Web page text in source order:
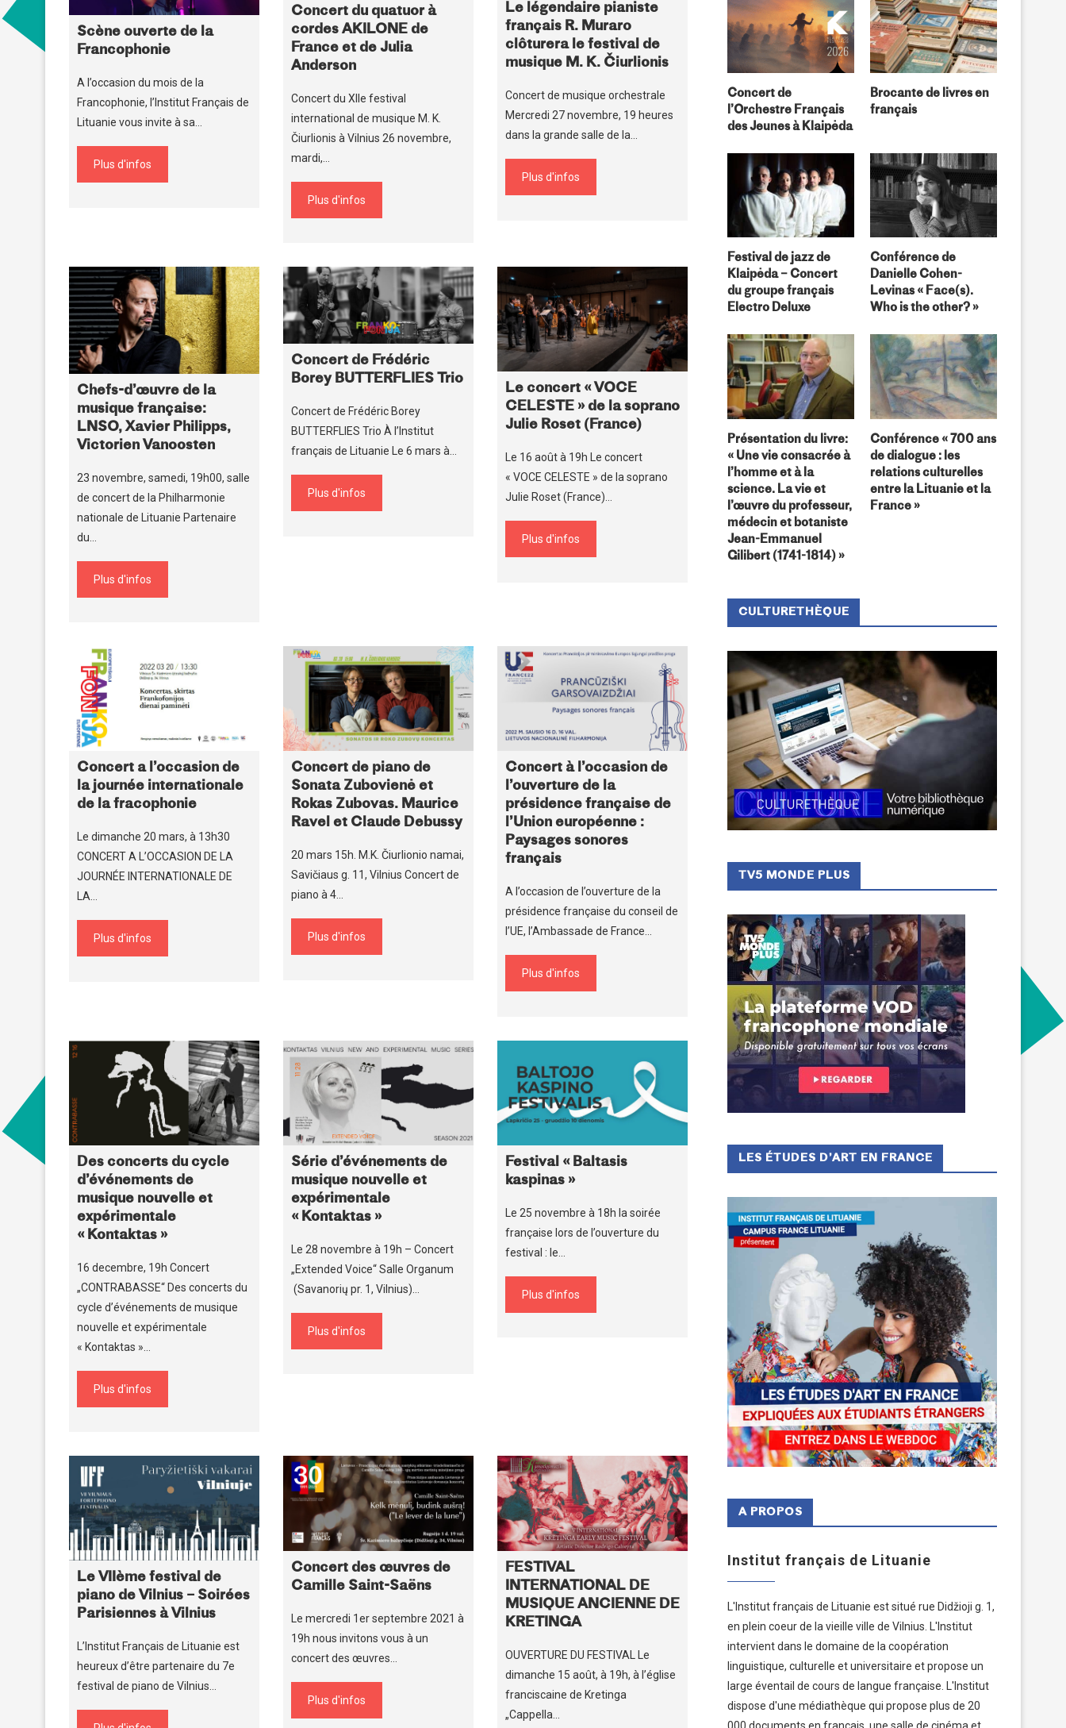
Scène ouverte de la
Francophonie
A l’occasion du mois de la
Francophonie, l’Institut Français de
Lituanie vous invite à sa…
Plus d'infos
Concert du quatuor à
cordes AKILONE de
France et de Julia
Anderson
Concert du XIIe festival
international de musique M. K.
Čiurlionis à Vilnius 26 novembre,
mardi,…
Plus d'infos
Le légendaire pianiste
français R. Muraro
clôturera le festival de
musique M. K. Čiurlionis
Concert de musique orchestrale
Mercredi 27 novembre, 19 heures
dans la grande salle de la…
Plus d'infos
Chefs-d’œuvre de la
musique française:
LNSO, Xavier Philipps,
Victorien Vanoosten
23 novembre, samedi, 19h00, salle
de concert de la Philharmonie
nationale de Lituanie Partenaire
du…
Plus d'infos
Concert de Frédéric
Borey BUTTERFLIES Trio
Concert de Frédéric Borey
BUTTERFLIES Trio À l’Institut
français de Lituanie Le 6 mars à…
Plus d'infos
Le concert « VOCE
CELESTE » de la soprano
Julie Roset (France)
Le 16 août à 19h Le concert
« VOCE CELESTE » de la soprano
Julie Roset (France)…
Plus d'infos
Concert a l’occasion de
la journée internationale
de la fracophonie
Le dimanche 20 mars, à 13h30
CONCERT A L’OCCASION DE LA
JOURNÉE INTERNATIONALE DE
LA…
Plus d'infos
Concert de piano de
Sonata Zubovienė et
Rokas Zubovas. Maurice
Ravel et Claude Debussy
20 mars 15h. M.K. Čiurlionio namai,
Savičiaus g. 11, Vilnius Concert de
piano à 4…
Plus d'infos
Concert à l’occasion de
l’ouverture de la
présidence française de
l’Union européenne :
Paysages sonores
français
A l’occasion de l’ouverture de la
présidence française du conseil de
l’UE, l’Ambassade de France…
Plus d'infos
Des concerts du cycle
d’événements de
musique nouvelle et
expérimentale
« Kontaktas »
16 decembre, 19h Concert
„CONTRABASSE“ Des concerts du
cycle d’événements de musique
nouvelle et expérimentale
« Kontaktas »…
Plus d'infos
Série d’événements de
musique nouvelle et
expérimentale
« Kontaktas »
Le 28 novembre à 19h – Concert
„Extended Voice“ Salle Organum
(Savanorių pr. 1, Vilnius)…
Plus d'infos
Festival « Baltasis
kaspinas »
Le 25 novembre à 18h la soirée
française lors de l’ouverture du
festival : le…
Plus d'infos
Le VIIème festival de
piano de Vilnius – Soirées
Parisiennes à Vilnius
L’Institut Français de Lituanie est
heureux d’être partenaire du 7e
festival de piano de Vilnius…
Concert des œuvres de
Camille Saint-Saëns
Le mercredi 1er septembre 2021 à
19h nous invitons vous à un
concert des œuvres…
Plus d'infos
FESTIVAL
INTERNATIONAL DE
MUSIQUE ANCIENNE DE
KRETINGA
OUVERTURE DU FESTIVAL Le
dimanche 15 août, à 19h, à l’église
franciscaine de Kretinga
„Cappella…
Concert de
l’Orchestre Français
des Jeunes à Klaipėda
Brocante de livres en
français
Festival de jazz de
Klaipėda – Concert
du groupe français
Electro Deluxe
Conférence de
Danielle Cohen-
Levinas « Face(s).
Who is the other? »
Présentation du livre:
« Une vie consacrée à
l’homme et à la
science. La vie et
l’œuvre du professeur,
médecin et botaniste
Jean-Emmanuel
Gilibert (1741-1814) »
Conférence « 700 ans
de dialogue : les
relations culturelles
entre la Lituanie et la
France »
CULTURETHÈQUE
TV5 MONDE PLUS
LES ÉTUDES D’ART EN FRANCE
A PROPOS
Institut français de Lituanie
L'Institut français de Lituanie est situé rue Didžioji g. 1,
en plein coeur de la vieille ville de Vilnius. L'Institut
intervient dans le domaine de la coopération
linguistique, culturelle et universitaire et propose un
large éventail de cours de langue française. L'Institut
dispose d'une médiathèque qui propose plus de 20